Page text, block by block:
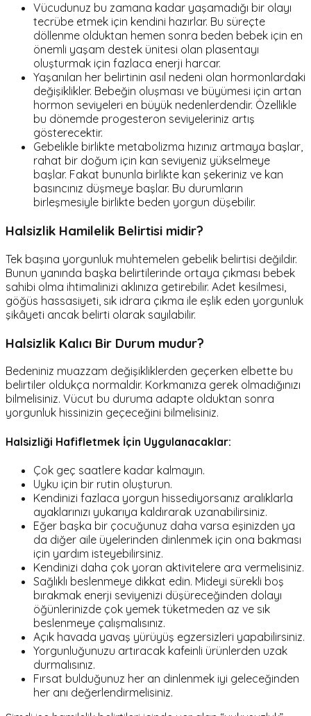
Vücudunuz bu zamana kadar yaşamadığı bir olayı
tecrübe etmek için kendini hazırlar. Bu süreçte
döllenme olduktan hemen sonra beden bebek için en
önemli yaşam destek ünitesi olan plasentayı
oluşturmak için fazlaca enerji harcar.
Yaşanılan her belirtinin asıl nedeni olan hormonlardaki
değişiklikler. Bebeğin oluşması ve büyümesi için artan
hormon seviyeleri en büyük nedenlerdendir. Özellikle
bu dönemde progesteron seviyeleriniz artış
gösterecektir.
Gebelikle birlikte metabolizma hızınız artmaya başlar,
rahat bir doğum için kan seviyeniz yükselmeye
başlar. Fakat bununla birlikte kan şekeriniz ve kan
basıncınız düşmeye başlar. Bu durumların
birleşmesiyle birlikte beden yorgun düşebilir.
Halsizlik Hamilelik Belirtisi midir?
Tek başına yorgunluk muhtemelen gebelik belirtisi değildir.
Bunun yanında başka belirtilerinde ortaya çıkması bebek
sahibi olma ihtimalinizi aklınıza getirebilir. Adet kesilmesi,
göğüs hassasiyeti, sık idrara çıkma ile eşlik eden yorgunluk
şikâyeti ancak belirti olarak sayılabilir.
Halsizlik Kalıcı Bir Durum mudur?
Bedeniniz muazzam değişikliklerden geçerken elbette bu
belirtiler oldukça normaldir. Korkmanıza gerek olmadığınızı
bilmelisiniz. Vücut bu duruma adapte olduktan sonra
yorgunluk hissinizin geçeceğini bilmelisiniz.
Halsizliği Hafifletmek İçin Uygulanacaklar:
Çok geç saatlere kadar kalmayın.
Uyku için bir rutin oluşturun.
Kendinizi fazlaca yorgun hissediyorsanız aralıklarla
ayaklarınızı yukarıya kaldırarak uzanabilirsiniz.
Eğer başka bir çocuğunuz daha varsa eşinizden ya
da diğer aile üyelerinden dinlenmek için ona bakması
için yardım isteyebilirsiniz.
Kendinizi daha çok yoran aktivitelere ara vermelisiniz.
Sağlıklı beslenmeye dikkat edin. Mideyi sürekli boş
bırakmak enerji seviyenizi düşüreceğinden dolayı
öğünlerinizde çok yemek tüketmeden az ve sık
beslenmeye çalışmalısınız.
Açık havada yavaş yürüyüş egzersizleri yapabilirsiniz.
Yorgunluğunuzu artıracak kafeinli ürünlerden uzak
durmalısınız.
Fırsat bulduğunuz her an dinlenmek iyi geleceğinden
her anı değerlendirmelisiniz.